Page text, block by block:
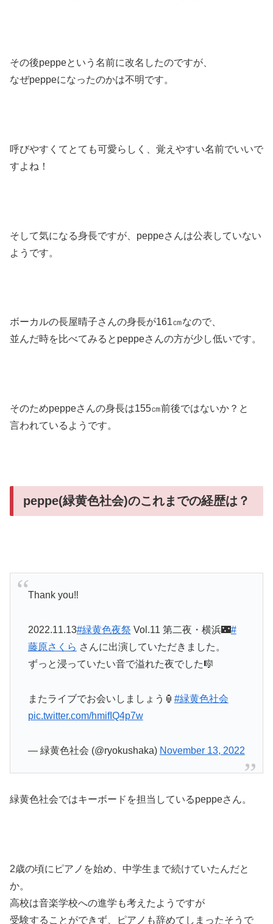
その後peppeという名前に改名したのですが、
なぜpeppeになったのかは不明です。
呼びやすくてとても可愛らしく、覚えやすい名前でいいで
すよね！
そして気になる身長ですが、peppeさんは公表していない
ようです。
ボーカルの長屋晴子さんの身長が161㎝なので、
並んだ時を比べてみるとpeppeさんの方が少し低いです。
そのためpeppeさんの身長は155㎝前後ではないか？と
言われているようです。
peppe(緑黄色社会)のこれまでの経歴は？
Thank you‼︎
2022.11.13#緑黄色夜祭 Vol.11 第二夜・横浜🌃#
藤原さくら さんに出演していただきました。
ずっと浸っていたい音で溢れた夜でした🎼
またライブでお会いしましょう🏮 #緑黄色社会
pic.twitter.com/hmifIQ4p7w
— 緑黄色社会 (@ryokushaka) November 13, 2022
緑黄色社会ではキーボードを担当しているpeppeさん。
2歳の頃にピアノを始め、中学生まで続けていたんだと
か。
高校は音楽学校への進学も考えたようですが
受験することができず、ピアノも辞めてしまったそうで